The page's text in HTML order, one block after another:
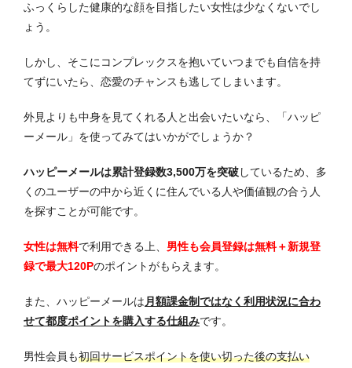
ふっくらした健康的な顔を目指したい女性は少なくないでし
ょう。
しかし、そこにコンプレックスを抱いていつまでも自信を持
てずにいたら、恋愛のチャンスも逃してしまいます。
外見よりも中身を見てくれる人と出会いたいなら、「ハッピ
ーメール」を使ってみてはいかがでしょうか？
ハッピーメールは累計登録数3,500万を突破しているため、多
くのユーザーの中から近くに住んでいる人や価値観の合う人
を探すことが可能です。
女性は無料で利用できる上、 男性も会員登録は無料＋新規登
録で最大120Pのポイントがもらえます。
また、ハッピーメールは月額課金制ではなく利用状況に合わ
せて都度ポイントを購入する仕組みです。
男性会員も初回サービスポイントを使い切った後の支払い